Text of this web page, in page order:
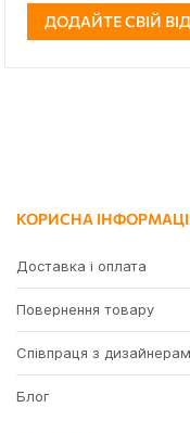
ДОДАЙТЕ СВІЙ
КОРИСНА
Доставка і оплата
Повернення товару
Співпраця з
Блог